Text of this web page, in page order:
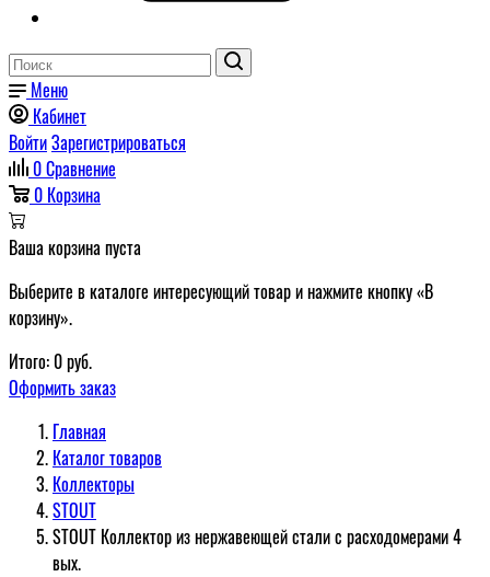
Меню
Кабинет
ВойтиЗарегистрироваться
0Сравнение
0 Корзина
Ваша корзина пуста
Выберите в каталоге интересующий товар и нажмите кнопку «В
корзину».
Итого: 0руб.
Оформить заказ
Главная
Каталог товаров
Коллекторы
STOUT
STOUT Коллектор из нержавеющей стали с расходомерами 4
вых.